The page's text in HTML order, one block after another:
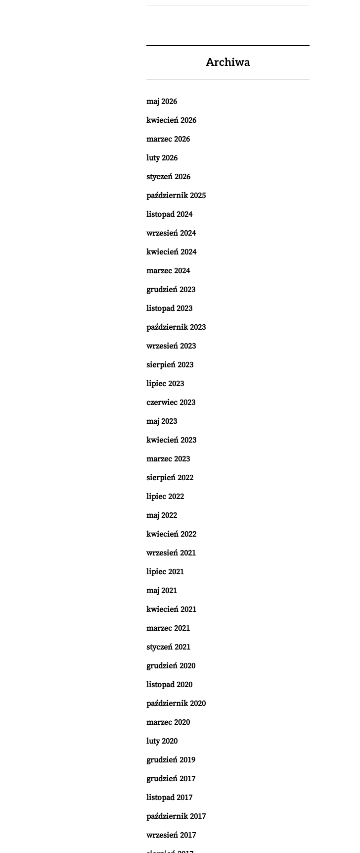
Archiwa
maj 2026
kwiecień 2026
marzec 2026
luty 2026
styczeń 2026
październik 2025
listopad 2024
wrzesień 2024
kwiecień 2024
marzec 2024
grudzień 2023
listopad 2023
październik 2023
wrzesień 2023
sierpień 2023
lipiec 2023
czerwiec 2023
maj 2023
kwiecień 2023
marzec 2023
sierpień 2022
lipiec 2022
maj 2022
kwiecień 2022
wrzesień 2021
lipiec 2021
maj 2021
kwiecień 2021
marzec 2021
styczeń 2021
grudzień 2020
listopad 2020
październik 2020
marzec 2020
luty 2020
grudzień 2019
grudzień 2017
listopad 2017
październik 2017
wrzesień 2017